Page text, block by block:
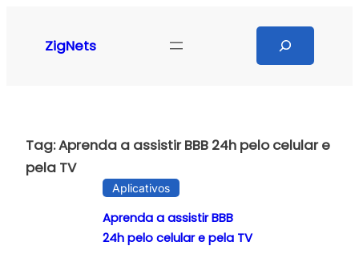
ZigNets
Tag:Aprenda a assistir BBB 24h pelo celular e
pela TV
Aplicativos
Aprenda a assistir BBB
24h pelo celular e pela TV